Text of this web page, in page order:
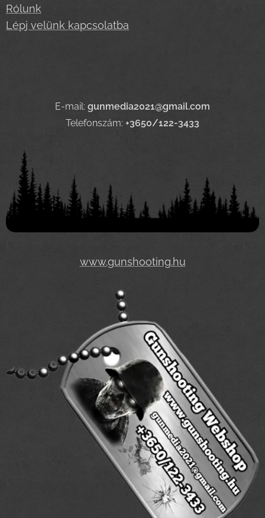
Rólunk
Lépj velünk kapcsolatba
E-mail: gunmedia2021@gmail.com
Telefonszám: +3650/122-3433
www.gunshooting.hu